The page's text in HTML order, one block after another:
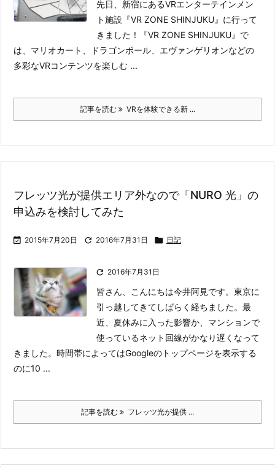
先日、新宿にあるVRエンターテインメン
ト施設『VR ZONE SHINJUKU』に行って
きました！
『VR ZONE SHINJUKU』で
は、マリオカート、ドラゴンボール、エヴァンゲリオンなどの
多彩なVRコンテンツを楽しむ ...
記事を読む VRを体験できる新 ...
フレッツ光が提供エリア外なので「NURO 光」の
申込みを検討してみた
 2015年7月20日  2016年7月31日  日記
 2016年7月31日
皆さん、こんにちは今井阿見です。東京に
引っ越してきてしばらく経ちました。最
近、夏休みに入った影響か、マンションで
使っているネット回線がかなり遅くなって
きました。時間帯によってはGoogleのトップページを表示する
のに10 ...
記事を読む フレッツ光が提供 ...